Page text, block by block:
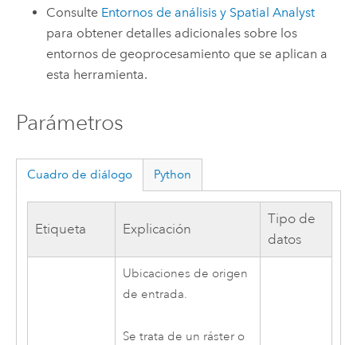
Consulte Entornos de análisis y Spatial Analyst
para obtener detalles adicionales sobre los
entornos de geoprocesamiento que se aplican a
esta herramienta.
Parámetros
Cuadro de diálogo Python
Etiqueta Explicación
Tipo de
datos
Ubicaciones de origen
de entrada.
Se trata de un ráster o